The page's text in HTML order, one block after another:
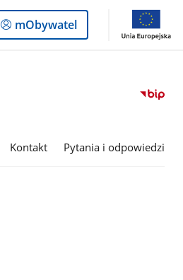
Logowanie
do
mObywatel
Kontakt Pytania i odpowiedzi